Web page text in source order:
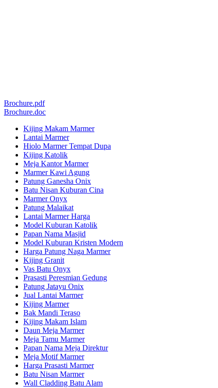
Brochure.pdf
Brochure.doc
Kijing Makam Marmer
Lantai Marmer
Hiolo Marmer Tempat Dupa
Kijing Katolik
Meja Kantor Marmer
Marmer Kawi Agung
Patung Ganesha Onix
Batu Nisan Kuburan Cina
Marmer Onyx
Patung Malaikat
Lantai Marmer Harga
Model Kuburan Katolik
Papan Nama Masjid
Model Kuburan Kristen Modern
Harga Patung Naga Marmer
Kijing Granit
Vas Batu Onyx
Prasasti Peresmian Gedung
Patung Jatayu Onix
Jual Lantai Marmer
Kijing Marmer
Bak Mandi Teraso
Kijing Makam Islam
Daun Meja Marmer
Meja Tamu Marmer
Papan Nama Meja Direktur
Meja Motif Marmer
Harga Prasasti Marmer
Batu Nisan Marmer
Wall Cladding Batu Alam